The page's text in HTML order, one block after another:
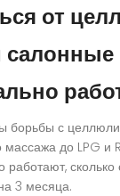
от
борьбы с
до LPG и
сколько
3 месяца.